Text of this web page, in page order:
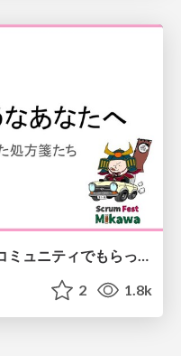
情熱が消えそうなあなたへ - コミュニティでもらった処方箋たち/prescriptions-from-community
2 1.8k